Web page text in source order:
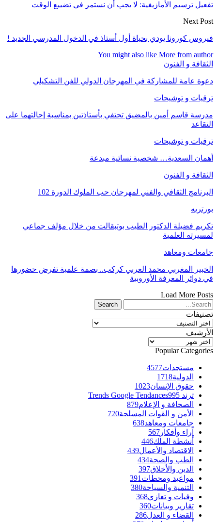
تفعيل ترسيم الأمازيغية: لا يجب أن نستمر في تضييع الوقت
Next Post
فيروس كورونا يودي بحياة أول أستاذ في الدخول المدرسي الجديد !
You might also like More from author
الثقافة و الفنون
دعوة عامة للمشاركة في المهرجان الدولي للفن التشكيلي
ترقيات و توشيحات
مدرسة قاسم أمين بالمضيق تحتفي بأستاذتين بمناسبة إحالتهما على
التقاعد
ترقيات و توشيحات
أهمان السعدية… شخصية نسائية مبدعة
الثقافة و الفنون
البرنامج الثقافي والفني لمهرجان حب الملوك الدورة 102
بورتريه
تكريم فضيلة الدكتور الطيب بوتبقالت من خلال مؤلف جماعي
لمسيرته العلمية
جامعات ومعاهد
الخبير المغربي محمد العربي كركب.. بصمة علمية تفرض حضورها
في دوائر المعرفة الأوروبية
Load More Posts
تصنيفات
تصنيفات
الأرشيف
الأرشيف
Popular Categories
مستجدات4577
الدولية1718
حقوق الإنسان1023
ترند Trends Google Tendances 995
الصحافة و الإعلام879
الأمن و القوات المسلحة720
جامعات ومعاهد638
آراء وأفكار 567
أنشطة الملك446
الاقتصاد والأعمال439
الطب والصحة434
الدين والأخلاق397
مواعيد ومحطات 391
التنمية والسياحة380
وفيات و تعازي368
تقارير وبيانات360
القضاء و العدل286